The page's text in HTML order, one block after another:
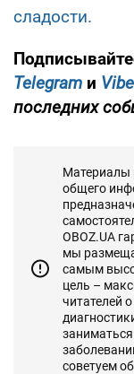
сладости.
Telegram и
последних
Материалы
общего
OBOZ.UA
мы
самым
цель –
читателей
советуем